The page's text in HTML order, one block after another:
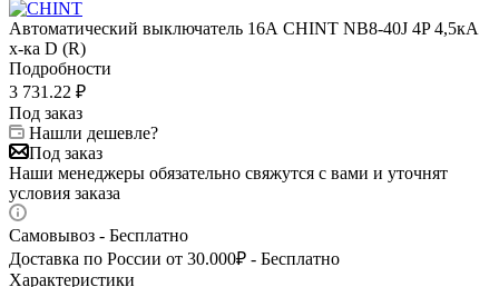
Автоматический выключатель 16А CHINT NB8-40J 4P 4,5кА
х-ка D (R)
Подробности
3 731.22 ₽
Под заказ
Нашли дешевле?
Под заказ
Наши менеджеры обязательно свяжутся с вами и уточнят
условия заказа
Самовывоз - Бесплатно
Доставка по России от 30.000₽ - Бесплатно
Характеристики